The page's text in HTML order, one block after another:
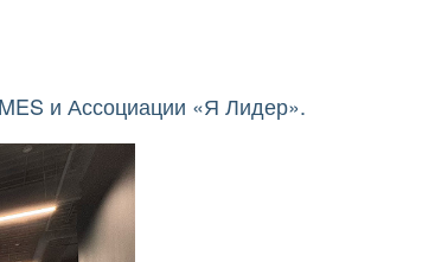
и Ассоциации «Я Лидер».